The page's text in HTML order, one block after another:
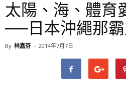
太陽、海、體育
──日本沖繩那
By 林嘉芬 - 2014年7月7日